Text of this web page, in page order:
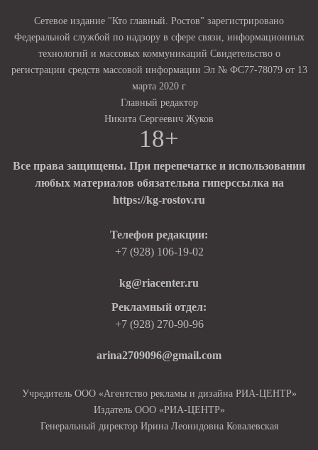
Сетевое издание "Кто главный. Ростов" зарегистрировано
Федеральной службой по надзору в сфере связи, информационных
технологий и массовых коммуникаций Свидетельство о
регистрации средств массовой информации Эл № ФС77-78079 от 13
марта 2020 г
Главный редактор
Никита Сергеевич Жуков
18+
Все права защищены. При перепечатке и использовании
любых материалов обязательна гиперссылка на
https://kg-rostov.ru
Телефон редакции:
+7 (928) 106-19-02
kg@riacenter.ru
Рекламный отдел:
+7 (928) 270-90-96
arina2709096@gmail.com
Учредитель ООО «Агентство рекламы и дизайна РИА-ЦЕНТР»
Издатель ООО «РИА-ЦЕНТР»
Генеральный директор Ирина Леонидовна Ковалевская